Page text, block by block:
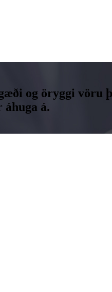
og öryggi vöru
á.